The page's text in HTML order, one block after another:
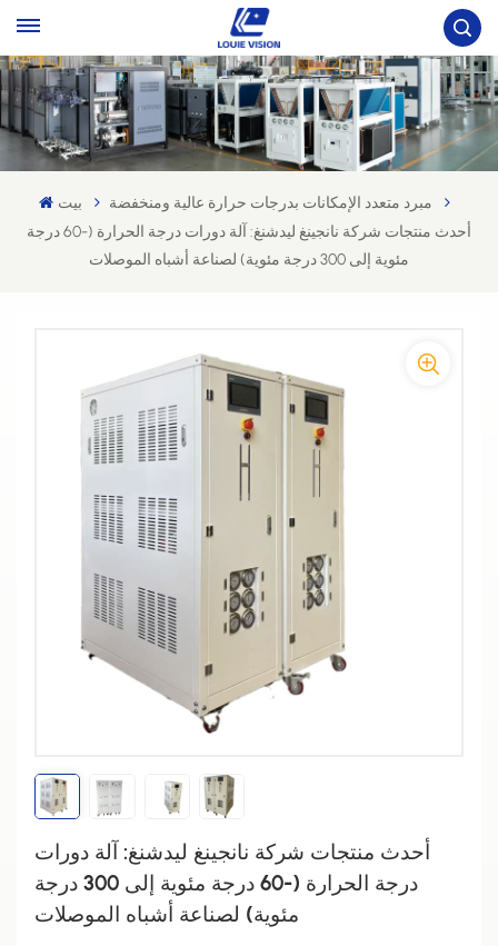
بيت
مبرد متعدد الإمكانات بدرجات حرارة عالية ومنخفضة
أحدث منتجات شركة نانجينغ ليدشنغ: آلة دورات درجة الحرارة (-60 درجة
مئوية إلى 300 درجة مئوية) لصناعة أشباه الموصلات
أحدث منتجات شركة نانجينغ ليدشنغ: آلة دورات
درجة الحرارة (-60 درجة مئوية إلى 300 درجة
مئوية) لصناعة أشباه الموصلات